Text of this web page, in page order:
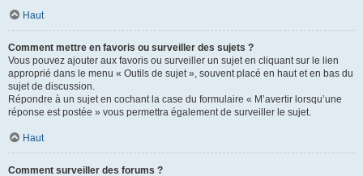
Haut
Comment mettre en favoris ou surveiller des sujets ?
Vous pouvez ajouter aux favoris ou surveiller un sujet en cliquant sur le lien
approprié dans le menu « Outils de sujet », souvent placé en haut et en bas du
sujet de discussion.
Répondre à un sujet en cochant la case du formulaire « M’avertir lorsqu’une
réponse est postée » vous permettra également de surveiller le sujet.
Haut
Comment surveiller des forums ?